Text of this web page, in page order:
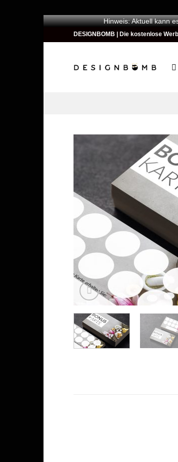
Hinweis: Aktuell kann
DESIGNBOMB | Die kostenlose